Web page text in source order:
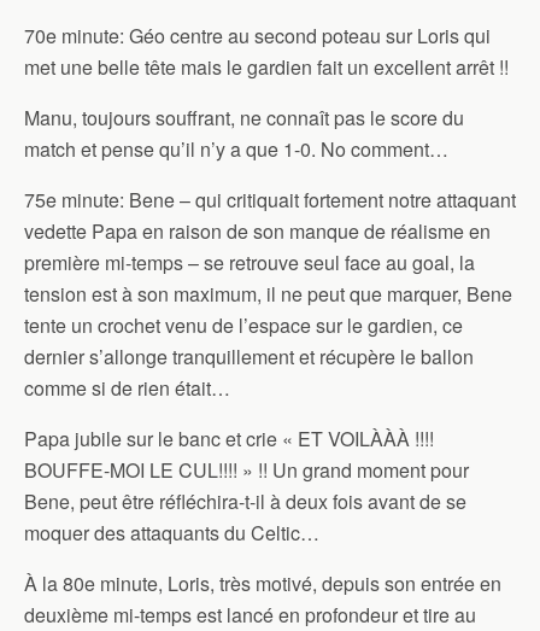
70e minute: Géo centre au second poteau sur Loris qui
met une belle tête mais le gardien fait un excellent arrêt !!
Manu, toujours souffrant, ne connaît pas le score du
match et pense qu’il n’y a que 1-0. No comment…
75e minute: Bene – qui critiquait fortement notre attaquant
vedette Papa en raison de son manque de réalisme en
première mi-temps – se retrouve seul face au goal, la
tension est à son maximum, il ne peut que marquer, Bene
tente un crochet venu de l’espace sur le gardien, ce
dernier s’allonge tranquillement et récupère le ballon
comme si de rien était…
Papa jubile sur le banc et crie « ET VOILÀÀÀ !!!!
BOUFFE-MOI LE CUL!!!! » !! Un grand moment pour
Bene, peut être réfléchira-t-il à deux fois avant de se
moquer des attaquants du Celtic…
À la 80e minute, Loris, très motivé, depuis son entrée en
deuxième mi-temps est lancé en profondeur et tire au